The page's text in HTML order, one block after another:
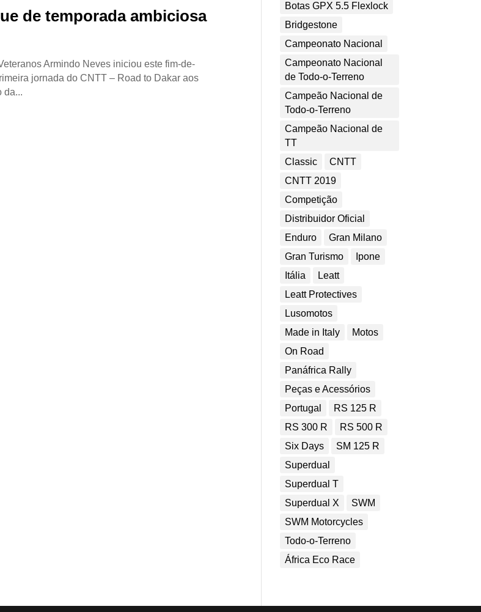
de temporada ambiciosa
Armindo Neves iniciou este fim-de-
jornada do CNTT – Road to Dakar aos
da...
Botas GPX 5.5 Flexlock
Bridgestone
Campeonato Nacional
Campeonato Nacional
de Todo-o-Terreno
Campeão Nacional de
Todo-o-Terreno
Campeão Nacional de
TT
Classic
CNTT
CNTT 2019
Competição
Distribuidor Oficial
Enduro
Gran Milano
Gran Turismo
Ipone
Itália
Leatt
Leatt Protectives
Lusomotos
Made in Italy
Motos
On Road
Panáfrica Rally
Peças e Acessórios
Portugal
RS 125 R
RS 300 R
RS 500 R
Six Days
SM 125 R
Superdual
Superdual T
Superdual X
SWM
SWM Motorcycles
Todo-o-Terreno
África Eco Race